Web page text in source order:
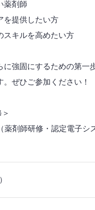
薬剤師
を提供したい方
スキルを高めたい方
強固にするための第一
ぜひご参加ください！
剤師研修・認定電子シ